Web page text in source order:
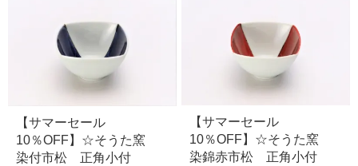
【サマーセール
10％OFF】☆そうた窯
染付市松 正角小付
【サマーセール
10％OFF】☆そうた窯
染錦赤市松 正角小付